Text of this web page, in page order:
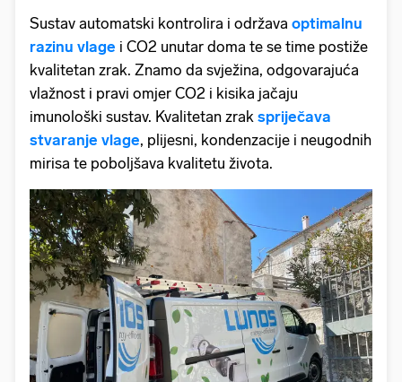
Sustav automatski kontrolira i održava optimalnu
razinu vlage i CO2 unutar doma te se time postiže
kvalitetan zrak. Znamo da svježina, odgovarajuća
vlažnost i pravi omjer CO2 i kisika jačaju
imunološki sustav. Kvalitetan zrak spriječava
stvaranje vlage, plijesni, kondenzacije i neugodnih
mirisa te poboljšava kvalitetu života.